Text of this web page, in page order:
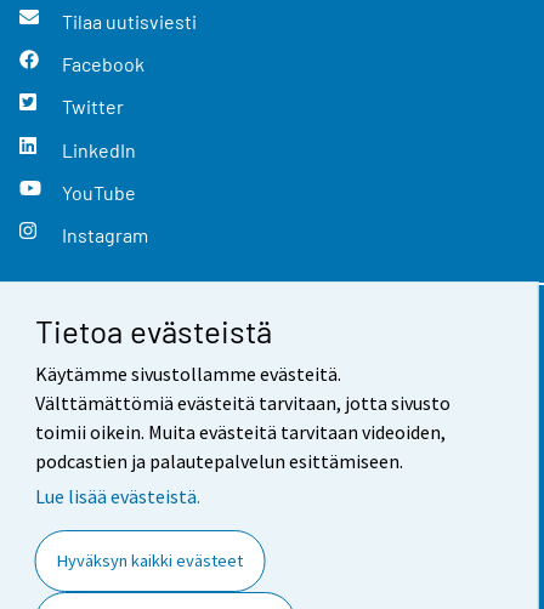
Tietoa evästeistä
Käytämme sivustollamme evästeitä.
Välttämättömiä evästeitä tarvitaan, jotta sivusto
toimii oikein. Muita evästeitä tarvitaan videoiden,
podcastien ja palautepalvelun esittämiseen.
Lue lisää evästeistä.
Hyväksyn kaikki evästeet
Tilaa uutisviesti
Facebook
Twitter
LinkedIn
YouTube
Instagram
Yhteystiedot
Palaute
Käyttöehdot
Saavutettavuus
Tietoa sivustosta